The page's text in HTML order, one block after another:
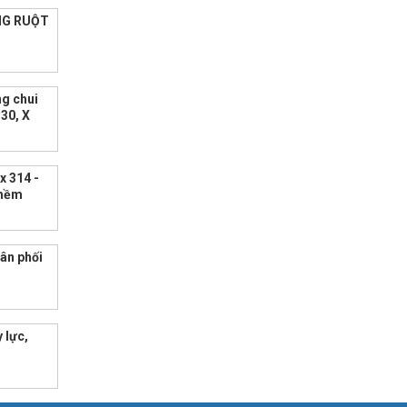
RUỘT
chui
X
314 -
phối
lực,